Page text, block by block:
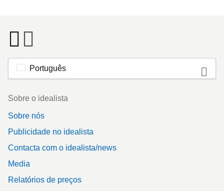
Português
Footer
Sobre o idealista
Sobre nós
Publicidade no idealista
Contacta com o idealista/news
Media
Relatórios de preços